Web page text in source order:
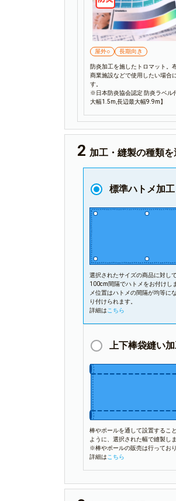
屋外○ 長期向き
防炎加工を施したトロマット。
商業施設などで使用したい場合
す。
※日本防炎協会認定 防炎ラベル
大幅1.5m,長辺最大幅9.9m】
加工・縫製の種類
標準ハトメ加工
選択されたサイズの商品に対し
100cm間隔でハトメをお付けし
メ位置はハトメの間隔が均等に
り付けられます。
詳細はこちら
上下棒袋縫い
棒やポールを通して設置するこ
ように、選択された幅で縫製しま
※棒やポールの販売は行っており
詳細は こちら